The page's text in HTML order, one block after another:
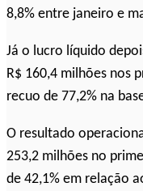
8,8% entre janeiro e
Já o lucro líquido
R$ 160,4 milhões nos
recuo de 77,2% na
O resultado
253,2 milhões no
de 42,1% em relação